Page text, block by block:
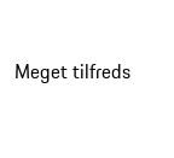
Meget tilfreds